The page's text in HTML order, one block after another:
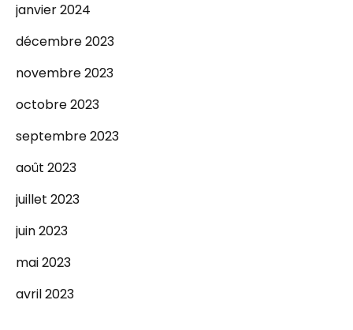
janvier 2024
décembre 2023
novembre 2023
octobre 2023
septembre 2023
août 2023
juillet 2023
juin 2023
mai 2023
avril 2023